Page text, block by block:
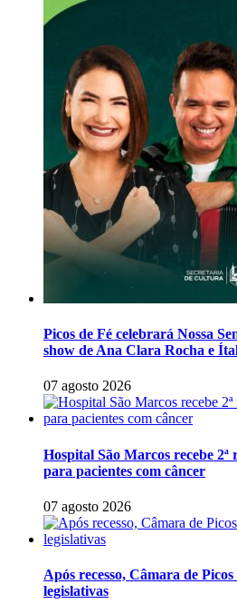
Picos de Fé celebrará Nossa
show de Ana Clara Rocha e
07 agosto 2026
Hospital São Marcos recebe 2ª
para pacientes com câncer
07 agosto 2026
Após recesso, Câmara de
legislativas